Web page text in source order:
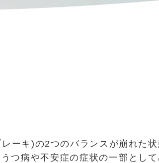
ーキ)の2つのバランスが崩れた
つ病や不安症の症状の一部として